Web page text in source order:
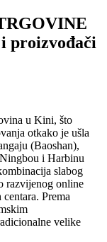
proizvođači
u Kini, što
otkako je ušla
(Baoshan),
i Harbinu
slabog
razvijenog online
Prema
velike